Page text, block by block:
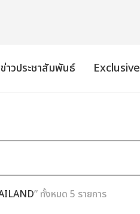
ข่าวประชาสัมพันธ์ Exclusive
” ทั้งหมด 5 รายการ